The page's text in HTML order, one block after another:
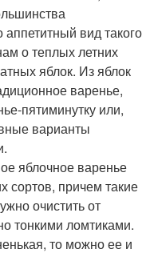
вид такого
о теплых летних
яблок. Из яблок
варенье,
пятиминутку или,
варианты
яблочное варенье
сортов, причем такие
очистить от
тонкими ломтиками.
то можно ее и